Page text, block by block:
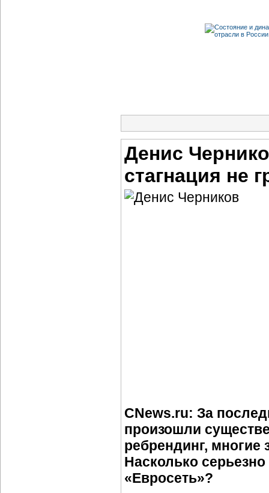
Денис
стагнация не
CNews.ru: За
произошли
ребрендинг,
Насколько
«Евросеть»?